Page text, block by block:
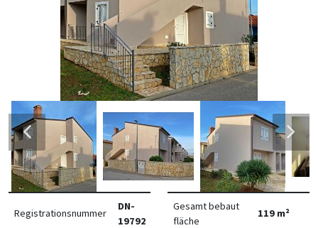
Registrationsnummer
DN-
19792
Gesamt bebaut
fläche
119 m²